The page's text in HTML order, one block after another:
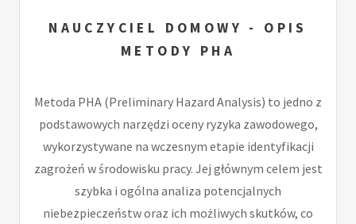
NAUCZYCIEL DOMOWY - OPIS
METODY PHA
Metoda PHA (Preliminary Hazard Analysis) to jedno z
podstawowych narzędzi oceny ryzyka zawodowego,
wykorzystywane na wczesnym etapie identyfikacji
zagrożeń w środowisku pracy. Jej głównym celem jest
szybka i ogólna analiza potencjalnych
niebezpieczeństw oraz ich możliwych skutków, co